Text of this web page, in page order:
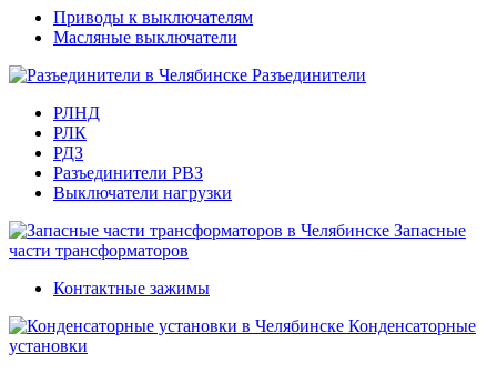
Приводы к выключателям
Масляные выключатели
Разъединители
РЛНД
РЛК
РДЗ
Разъединители РВЗ
Выключатели нагрузки
Запасные
части трансформаторов
Контактные зажимы
Конденсаторные
установки